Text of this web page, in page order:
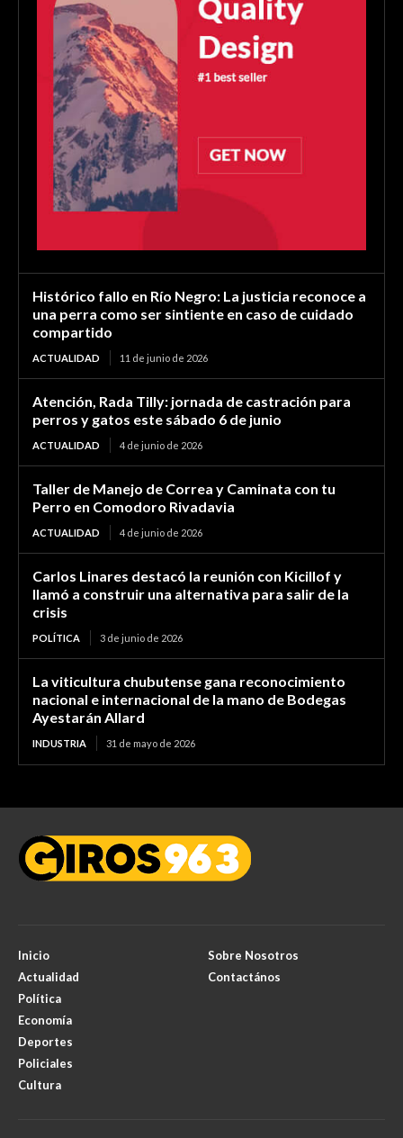
Histórico fallo en Río Negro: La justicia reconoce a
una perra como ser sintiente en caso de cuidado
compartido
ACTUALIDAD 11 de junio de 2026
Atención, Rada Tilly: jornada de castración para
perros y gatos este sábado 6 de junio
ACTUALIDAD 4 de junio de 2026
Taller de Manejo de Correa y Caminata con tu
Perro en Comodoro Rivadavia
ACTUALIDAD 4 de junio de 2026
Carlos Linares destacó la reunión con Kicillof y
llamó a construir una alternativa para salir de la
crisis
POLÍTICA 3 de junio de 2026
La viticultura chubutense gana reconocimiento
nacional e internacional de la mano de Bodegas
Ayestarán Allard
INDUSTRIA 31 de mayo de 2026
Inicio
Actualidad
Política
Economía
Deportes
Policiales
Cultura
Sobre Nosotros
Contactános